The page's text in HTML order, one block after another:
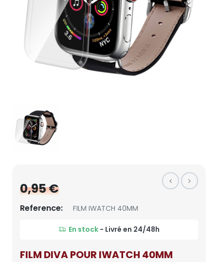
0,95 €
Reference: FILM IWATCH 40MM
En stock - Livré en 24/48h
FILM DIVA POUR IWATCH 40MM